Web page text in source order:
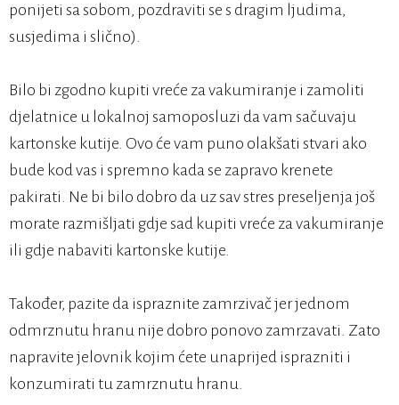
ponijeti sa sobom, pozdraviti se s dragim ljudima,
susjedima i slično).
Bilo bi zgodno kupiti vreće za vakumiranje i zamoliti
djelatnice u lokalnoj samoposluzi da vam sačuvaju
kartonske kutije. Ovo će vam puno olakšati stvari ako
bude kod vas i spremno kada se zapravo krenete
pakirati. Ne bi bilo dobro da uz sav stres preseljenja još
morate razmišljati gdje sad kupiti vreće za vakumiranje
ili gdje nabaviti kartonske kutije.
Također, pazite da ispraznite zamrzivač jer jednom
odmrznutu hranu nije dobro ponovo zamrzavati. Zato
napravite jelovnik kojim ćete unaprijed isprazniti i
konzumirati tu zamrznutu hranu.